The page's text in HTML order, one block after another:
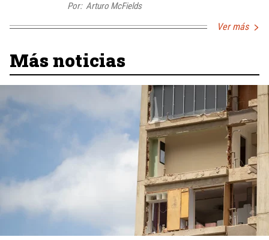
Por: Arturo McFields
Ver más
Más noticias